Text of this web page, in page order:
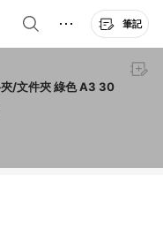
筆記
/文件夾 綠色 A3 30